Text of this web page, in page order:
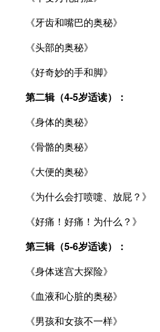
《牙齿和嘴巴的奥秘》
《头部的奥秘》
《好奇妙的手和脚》
第二辑（4-5岁适读）：
《身体的奥秘》
《骨骼的奥秘》
《大便的奥秘》
《为什么会打喷嚏、放屁？》
《好痛！好痛！为什么？》
第三辑（5-6岁适读）：
《身体迷宫大探险》
《血液和心脏的奥秘》
《男孩和女孩不一样》